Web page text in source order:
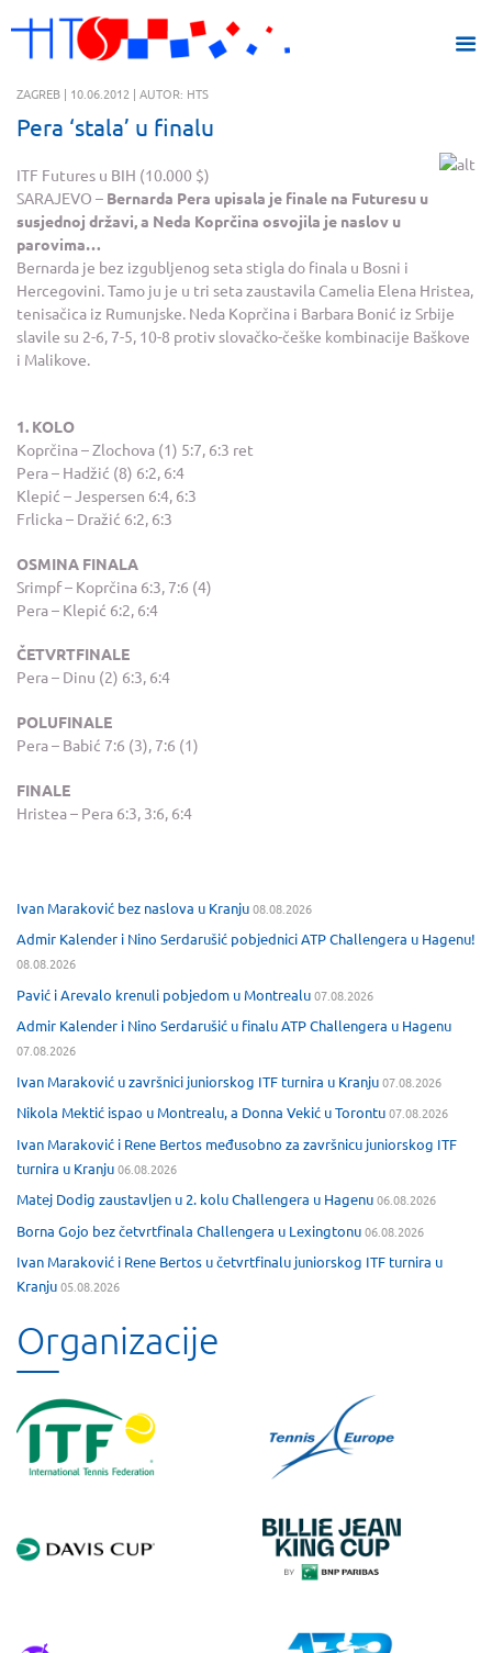
ZAGREB | 10.06.2012 | AUTOR: HTS
Pera ‘stala’ u finalu
ITF Futures u BIH (10.000 $)
SARAJEVO – Bernarda Pera upisala je finale na Futuresu u
susjednoj državi, a Neda Koprčina osvojila je naslov u
parovima…
Bernarda je bez izgubljenog seta stigla do finala u Bosni i
Hercegovini. Tamo ju je u tri seta zaustavila Camelia Elena Hristea,
tenisačica iz Rumunjske. Neda Koprčina i Barbara Bonić iz Srbije
slavile su 2-6, 7-5, 10-8 protiv slovačko-češke kombinacije Baškove
i Malikove.
1. KOLO
Koprčina – Zlochova (1) 5:7, 6:3 ret
Pera – Hadžić (8) 6:2, 6:4
Klepić – Jespersen 6:4, 6:3
Frlicka – Dražić 6:2, 6:3
OSMINA FINALA
Srimpf – Koprčina 6:3, 7:6 (4)
Pera – Klepić 6:2, 6:4
ČETVRTFINALE
Pera – Dinu (2) 6:3, 6:4
POLUFINALE
Pera – Babić 7:6 (3), 7:6 (1)
FINALE
Hristea – Pera 6:3, 3:6, 6:4
Ivan Maraković bez naslova u Kranju08.08.2026
Admir Kalender i Nino Serdarušić pobjednici ATP Challengera u Hagenu!
08.08.2026
Pavić i Arevalo krenuli pobjedom u Montrealu07.08.2026
Admir Kalender i Nino Serdarušić u finalu ATP Challengera u Hagenu
07.08.2026
Ivan Maraković u završnici juniorskog ITF turnira u Kranju07.08.2026
Nikola Mektić ispao u Montrealu, a Donna Vekić u Torontu07.08.2026
Ivan Maraković i Rene Bertos međusobno za završnicu juniorskog ITF
turnira u Kranju06.08.2026
Matej Dodig zaustavljen u 2. kolu Challengera u Hagenu06.08.2026
Borna Gojo bez četvrtfinala Challengera u Lexingtonu06.08.2026
Ivan Maraković i Rene Bertos u četvrtfinalu juniorskog ITF turnira u
Kranju05.08.2026
Organizacije